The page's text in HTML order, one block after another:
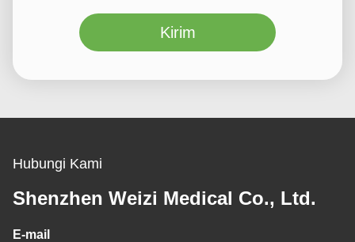
Kirim
Hubungi Kami
Shenzhen Weizi Medical Co., Ltd.
E-mail